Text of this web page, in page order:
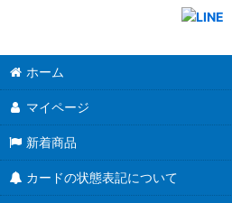
ホーム
マイページ
新着商品
カードの状態表記について